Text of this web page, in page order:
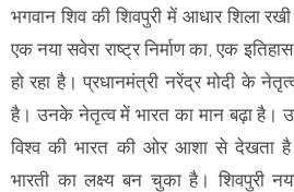
भगवान शिव की शिवपुरी में आधार शिला
एक नया सवेरा राष्ट्र निर्माण का, एक
हो रहा है। प्रधानमंत्री नरेंद्र मोदी के
है। उनके नेतृत्व में भारत का मान बढ़ा है।
विश्व की भारत की ओर आशा से देखता
भारती का लक्ष्य बन चुका है। शिवपुरी